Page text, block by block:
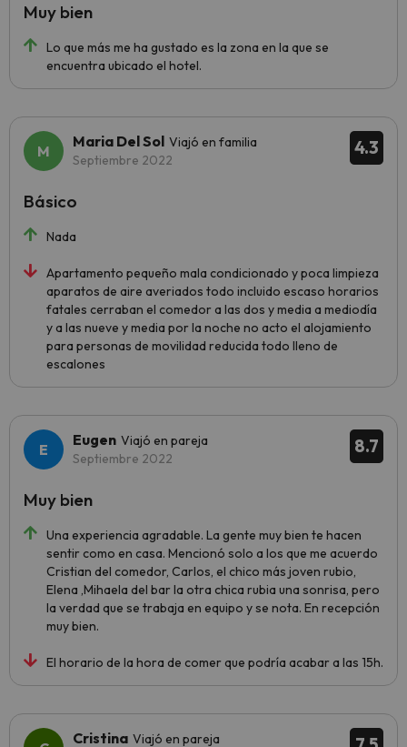
Lo que más me ha gustado es la zona en la que se
encuentra ubicado el hotel.
Muy bien
4.3
Maria Del Sol Viajó en familia
Septiembre 2022
Nada
Apartamento pequeño mala condicionado y poca limpieza
aparatos de aire averiados todo incluido escaso horarios
fatales cerraban el comedor a las dos y media a mediodía
y a las nueve y media por la noche no acto el alojamiento
para personas de movilidad reducida todo lleno de
escalones
Básico
8.7
Eugen Viajó en pareja
Septiembre 2022
Una experiencia agradable. La gente muy bien te hacen
sentir como en casa. Mencionó solo a los que me acuerdo
Cristian del comedor, Carlos, el chico más joven rubio,
Elena ,Mihaela del bar la otra chica rubia una sonrisa, pero
la verdad que se trabaja en equipo y se nota. En recepción
muy bien.
El horario de la hora de comer que podría acabar a las 15h.
Muy bien
Cristina Viajó en pareja